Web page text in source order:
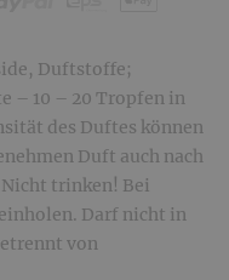
Duftstoffe;
– 10 – 20 Tropfen in
des Duftes können
Duft auch nach
trinken! Bei
Darf nicht in
von